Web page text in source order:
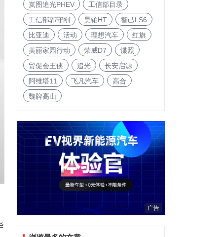
岚图追光PHEV
工信部目录
工信部郭守刚
昊铂HT
智己LS6
比亚迪
活动 理想汽车
红旗
美丽家园行动
荣威D7
谍照
贸促会王侠
追光
长安启源
阿维塔11
飞凡汽车
高合
魏牌高山
广告